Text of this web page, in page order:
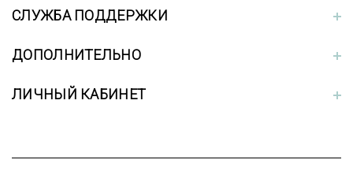
СЛУЖБА ПОДДЕРЖКИ
ДОПОЛНИТЕЛЬНО
ЛИЧНЫЙ КАБИНЕТ